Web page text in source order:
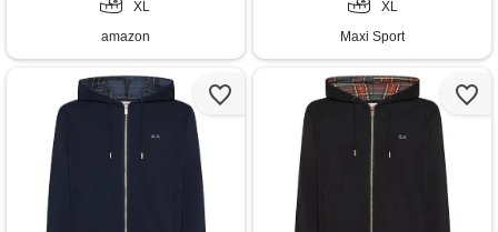
XL
amazon
XL
Maxi Sport